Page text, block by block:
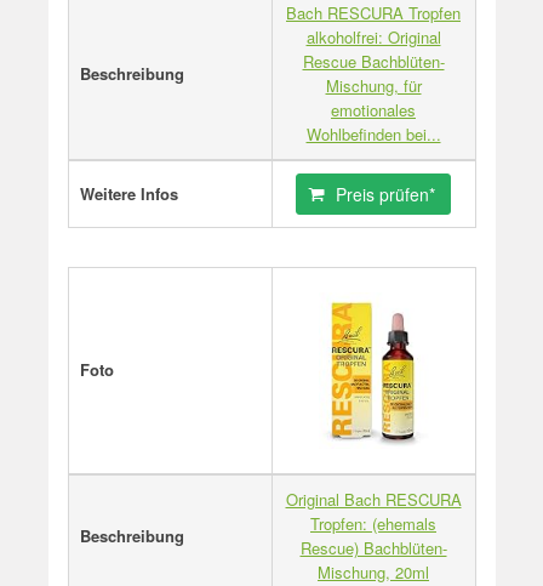
Beschreibung
Bach RESCURA Tropfen
alkoholfrei: Original
Rescue Bachblüten-
Mischung, für
emotionales
Wohlbefinden bei...
Weitere Infos Preis prüfen*
Foto
Beschreibung
Original Bach RESCURA
Tropfen: (ehemals
Rescue) Bachblüten-
Mischung, 20ml